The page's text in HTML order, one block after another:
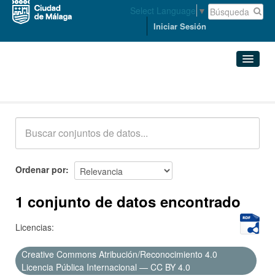
Select Language ▼
Iniciar Sesión
Acerca de
Ordenar por
1 conjunto de datos encontrado
Licencias:
Creative Commons Atribución/Reconocimiento 4.0
Licencia Pública Internacional — CC BY 4.0